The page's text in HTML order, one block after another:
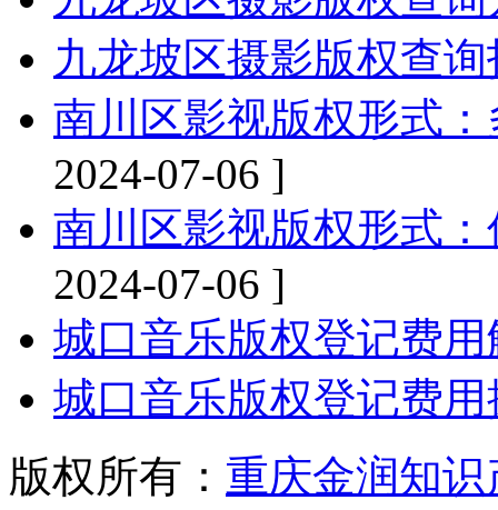
九龙坡区摄影版权查
南川区影视版权形式
2024-07-06 ]
南川区影视版权形式
2024-07-06 ]
城口音乐版权登记费用
城口音乐版权登记费用
版权所有： 重庆金润知